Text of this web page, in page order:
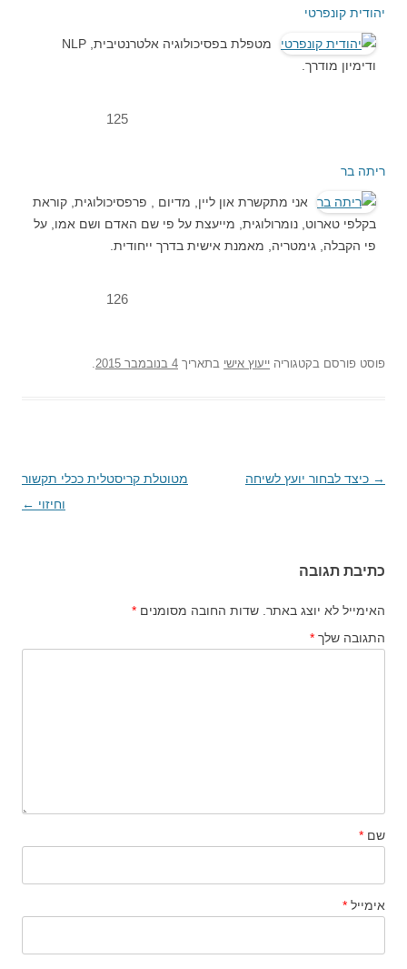
יהודית קונפרטי
מטפלת בפסיכולוגיה אלטרנטיבית, NLP
ודימיון מודרך.
125
ריתה בר
אני מתקשרת און ליין, מדיום , פרפסיכולוגית, קוראת
בקלפי טארוט, נומרולוגית, מייעצת על פי שם האדם ושם אמו, על
פי הקבלה, גימטריה, מאמנת אישית בדרך ייחודית.
126
פוסט פורסם בקטגוריה ייעוץ אישי בתאריך 4 בנובמבר 2015
ניווט
→ כיצד לבחור יועץ לשיחה
מטוטלת קריסטלית ככלי תקשור
וחיזוי ←
כתיבת תגובה
האימייל לא יוצג באתר. שדות החובה מסומנים *
התגובה שלך *
שם *
אימייל *